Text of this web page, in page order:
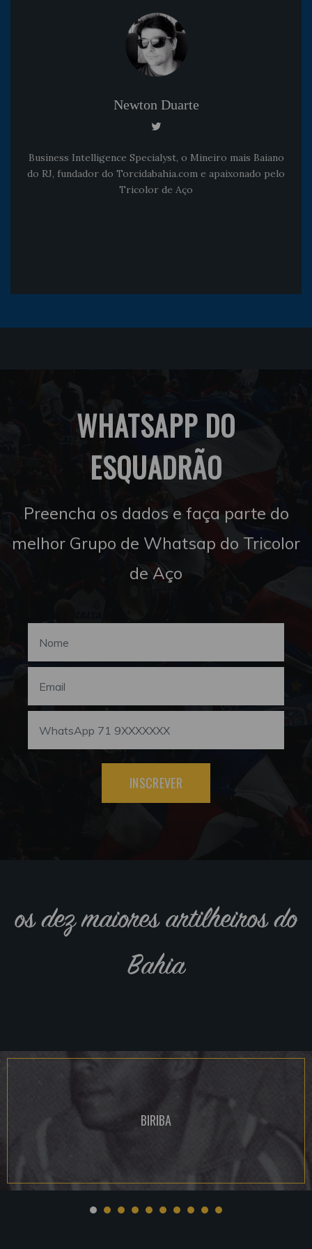
Newton Duarte
Business Intelligence Specialyst, o Mineiro mais Baiano
do RJ, fundador do Torcidabahia.com e apaixonado pelo
Tricolor de Aço
WHATSAPP DO
ESQUADRÃO
Preencha os dados e faça parte do
melhor Grupo de Whatsap do Tricolor
de Aço
INSCREVER
os dez maiores artilheiros do
Bahia
BIRIBA